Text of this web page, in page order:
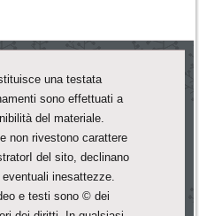
una testata
sono effettuati a
del materiale.
non rivestono carattere
del sito, declinano
inesattezze.
e testi sono © dei